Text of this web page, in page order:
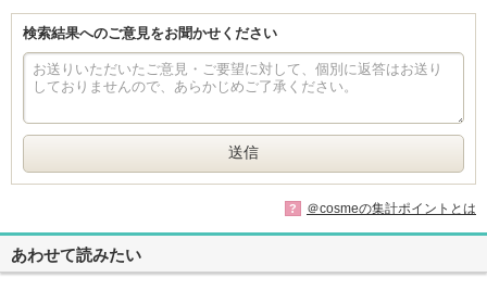
検索結果へのご意見をお聞かせください
? ＠cosmeの集計ポイントとは
あわせて読みたい